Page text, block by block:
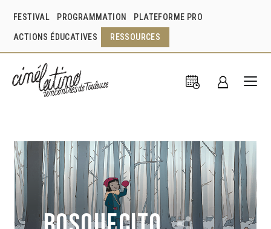
FESTIVAL PROGRAMMATION PLATEFORME PRO
ACTIONS ÉDUCATIVES RESSOURCES